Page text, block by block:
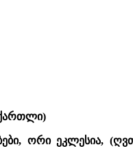
ორი ეკლესია,